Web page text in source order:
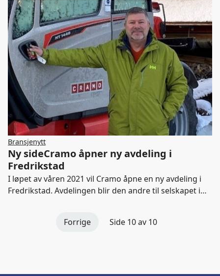
Bransjenytt
Ny sideCramo åpner ny avdeling i
Fredrikstad
I løpet av våren 2021 vil Cramo åpne en ny avdeling i
Fredrikstad. Avdelingen blir den andre til selskapet i
Forrige
Side 10 av 10